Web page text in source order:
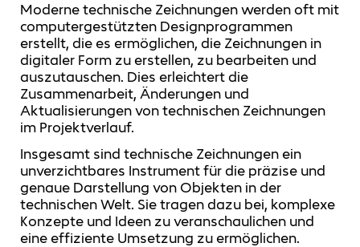
Moderne technische Zeichnungen werden oft mit
computergestützten Designprogrammen
erstellt, die es ermöglichen, die Zeichnungen in
digitaler Form zu erstellen, zu bearbeiten und
auszutauschen. Dies erleichtert die
Zusammenarbeit, Änderungen und
Aktualisierungen von technischen Zeichnungen
im Projektverlauf.
Insgesamt sind technische Zeichnungen ein
unverzichtbares Instrument für die präzise und
genaue Darstellung von Objekten in der
technischen Welt. Sie tragen dazu bei, komplexe
Konzepte und Ideen zu veranschaulichen und
eine effiziente Umsetzung zu ermöglichen.